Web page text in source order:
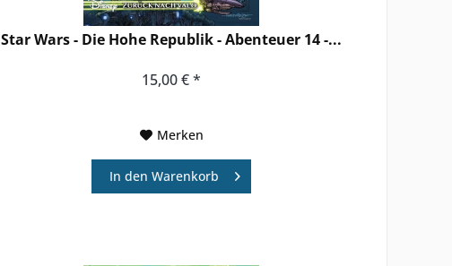
Star Wars - Die Hohe Republik - Abenteuer 14 -...
15,00 € *
Merken
In den Warenkorb